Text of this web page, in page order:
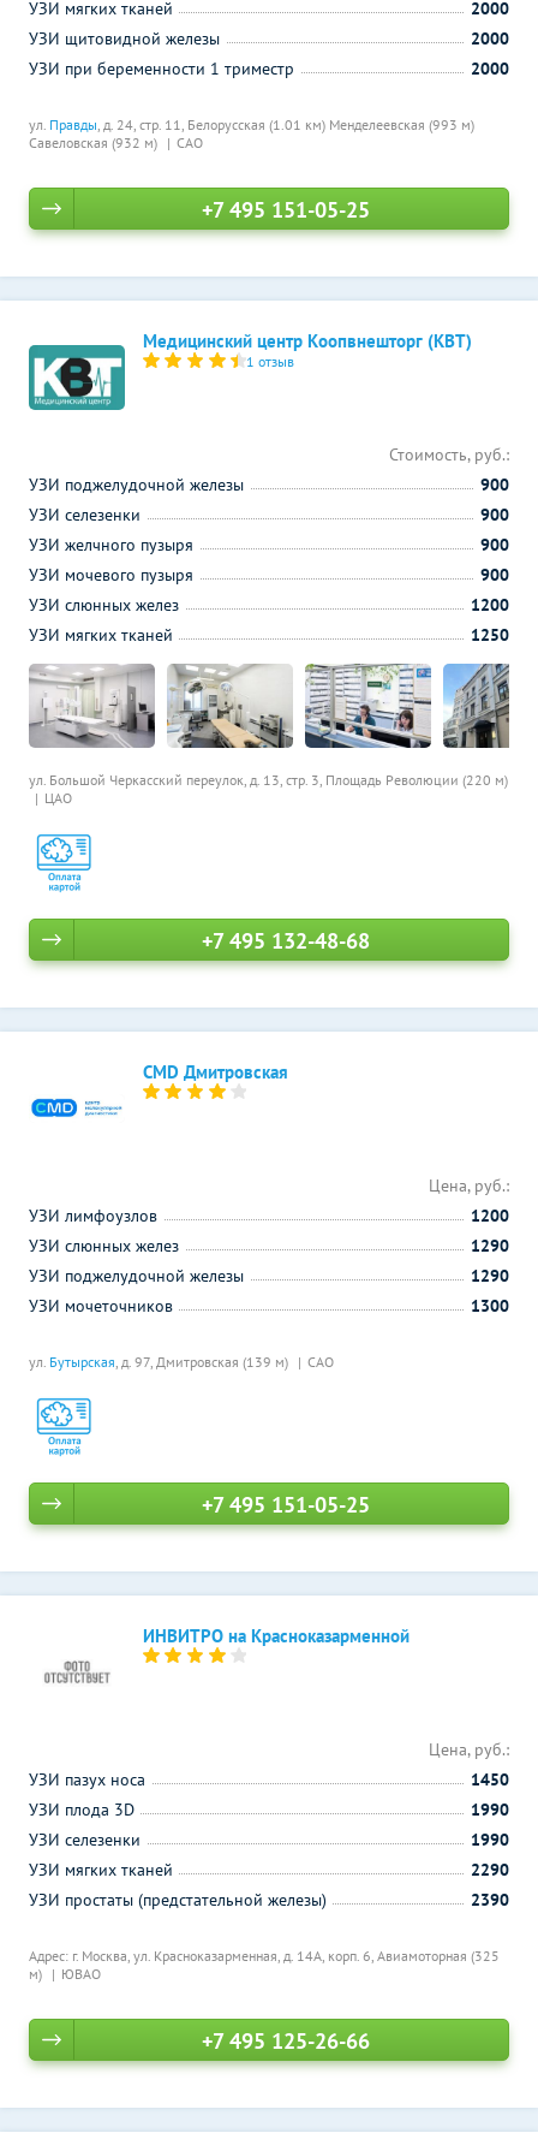
ул. Правды, д. 24, стр. 11, Белорусская (1.01 км) Менделеевская (993 м)
Савеловская (932 м)
САО
УЗИ мягких тканей
2000
УЗИ щитовидной железы
2000
УЗИ при беременности 1 триместр
2000
+7 495 151-05-25
Медицинский центр Коопвнешторг (КВТ)
1 отзыв
ул. Большой Черкасский переулок, д. 13, стр. 3, Площадь Революции (220 м)
ЦАО
Стоимость, руб.:
УЗИ поджелудочной железы
900
УЗИ селезенки
900
УЗИ желчного пузыря
900
УЗИ мочевого пузыря
900
УЗИ слюнных желез
1200
УЗИ мягких тканей
1250
+7 495 132-48-68
CMD Дмитровская
ул. Бутырская, д. 97, Дмитровская (139 м) САО
Цена, руб.:
УЗИ лимфоузлов
1200
УЗИ слюнных желез
1290
УЗИ поджелудочной железы
1290
УЗИ мочеточников
1300
+7 495 151-05-25
ИНВИТРО на Красноказарменной
Адрес: г. Москва, ул. Красноказарменная, д. 14А, корп. 6, Авиамоторная (325
м)
ЮВАО
Цена, руб.:
УЗИ пазух носа
1450
УЗИ плода 3D
1990
УЗИ селезенки
1990
УЗИ мягких тканей
2290
УЗИ простаты (предстательной железы)
2390
+7 495 125-26-66